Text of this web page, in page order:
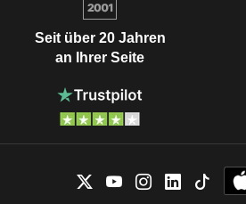
Seit über 20 Jahren
an Ihrer Seite